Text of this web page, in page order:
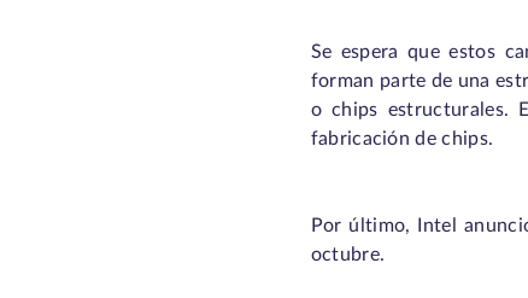
Se espera que estos
forman parte de una
o chips estructurales.
fabricación de chips.
Por último, Intel
octubre.